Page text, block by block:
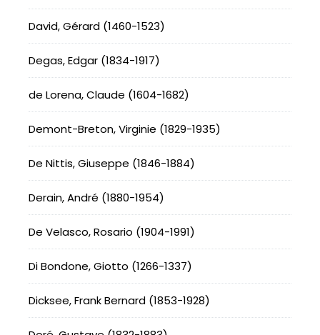
David, Gérard (1460-1523)
Degas, Edgar (1834-1917)
de Lorena, Claude (1604-1682)
Demont-Breton, Virginie (1829-1935)
De Nittis, Giuseppe (1846-1884)
Derain, André (1880-1954)
De Velasco, Rosario (1904-1991)
Di Bondone, Giotto (1266-1337)
Dicksee, Frank Bernard (1853-1928)